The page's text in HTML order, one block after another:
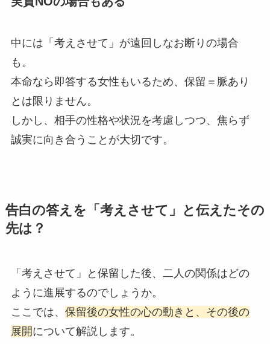
中には「考えさせて」が遠回しなお断りの場合
も。
本命なら即答する女性もいるため、保留＝脈あり
とは限りません。
しかし、相手の性格や状況を考慮しつつ、焦らず
誠実に向き合うことが大切です。
告白の答えを「考えさせて」と伝えたその
先は？
「考えさせて」と保留した後、二人の関係はどの
ように進展するのでしょうか。
ここでは、 保留後の女性の心の動きと、その後の
展開について解説します。